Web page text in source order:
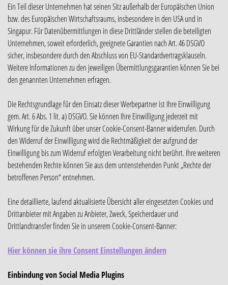
Ein Teil dieser Unternehmen hat seinen Sitz außerhalb der Europäischen Union
bzw. des Europäischen Wirtschaftsraums, insbesondere in den USA und in
Singapur. Für Datenübermittlungen in diese Drittländer stellen die beteiligten
Unternehmen, soweit erforderlich, geeignete Garantien nach Art. 46 DSGVO
sicher, insbesondere durch den Abschluss von EU-Standardvertragsklauseln.
Weitere Informationen zu den jeweiligen Übermittlungsgarantien können Sie bei
den genannten Unternehmen erfragen.
Die Rechtsgrundlage für den Einsatz dieser Werbepartner ist Ihre Einwilligung
gem. Art. 6 Abs. 1 lit. a) DSGVO. Sie können Ihre Einwilligung jederzeit mit
Wirkung für die Zukunft über unser Cookie-Consent-Banner widerrufen. Durch
den Widerruf der Einwilligung wird die Rechtmäßigkeit der aufgrund der
Einwilligung bis zum Widerruf erfolgten Verarbeitung nicht berührt. Ihre weiteren
bestehenden Rechte können Sie aus dem untenstehenden Punkt „Rechte der
betroffenen Person“ entnehmen.
Eine detaillierte, laufend aktualisierte Übersicht aller eingesetzten Cookies und
Drittanbieter mit Angaben zu Anbieter, Zweck, Speicherdauer und
Drittlandtransfer finden Sie in unserem Cookie-Consent-Banner:
Hier können sie ihre Consent Einstellungen ändern
Einbindung von Social Media Plugins